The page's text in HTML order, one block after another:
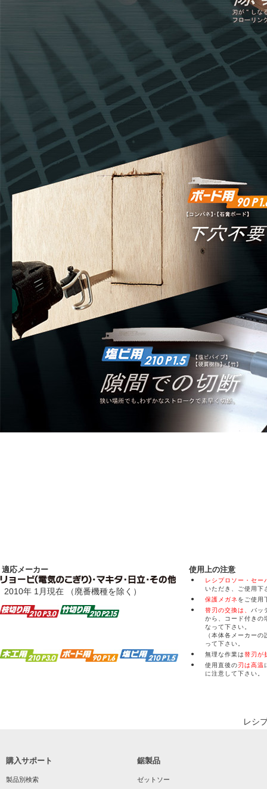
適応メーカー 使用上の注意
2010年 1月現在 （廃番機種を除く）
●
レシプロソー・セー
いただき、ご使用下
●
保護メガネ をご使用
●
替刃の交換は、 バッ
から、コード付きの
なって下さい。
（本体各メーカー
って下さい。
●
無理な作業は替刃が
●
使用直後の刃は高温
に注意して下さい。
レシ
購入サポート
製品別検索
鋸製品
ゼットソー